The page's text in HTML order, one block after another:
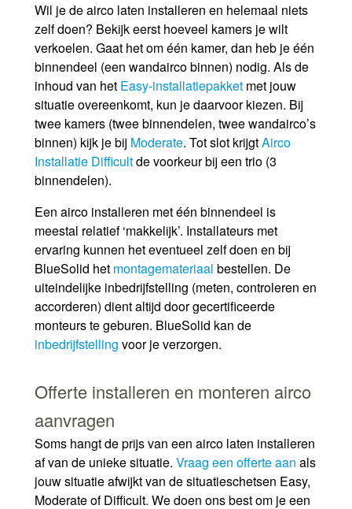
Wil je de airco laten installeren en helemaal niets
zelf doen? Bekijk eerst hoeveel kamers je wilt
verkoelen. Gaat het om één kamer, dan heb je één
binnendeel (een wandairco binnen) nodig. Als de
inhoud van het Easy-installatiepakket met jouw
situatie overeenkomt, kun je daarvoor kiezen. Bij
twee kamers (twee binnendelen, twee wandairco’s
binnen) kijk je bij Moderate. Tot slot krijgtAirco
Installatie Difficultde voorkeur bij een trio (3
binnendelen).
Een airco installeren met één binnendeel is
meestal relatief ‘makkelijk’. Installateurs met
ervaring kunnen het eventueel zelf doen en bij
BlueSolid het montagemateriaal bestellen. De
uiteindelijke inbedrijfstelling (meten, controleren en
accorderen) dient altijd door gecertificeerde
monteurs te geburen. BlueSolid kan de
inbedrijfstelling voor je verzorgen.
Offerte installeren en monteren airco
aanvragen
Soms hangt de prijs van een airco laten installeren
af van de unieke situatie. Vraag een offerte aan als
jouw situatie afwijkt van de situatieschetsen Easy,
Moderate of Difficult. We doen ons best om je een